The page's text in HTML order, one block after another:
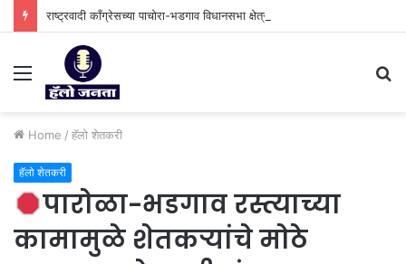
Menu
Home / ⁠हॅलो शेतकरी
⁠हॅलो शेतकरी
पारोळा-भडगाव रस्त्याच्या
कामामुळे शेतकऱ्यांचे मोठे